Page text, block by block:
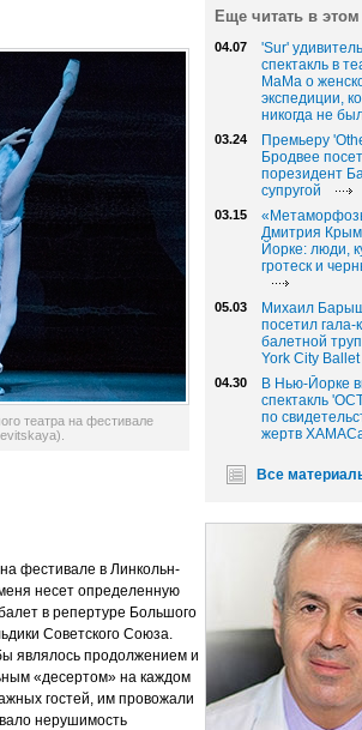
Еще читать в этом
04.07
'Sur'
спектакль в
MaMa о
экспедиции,
никогда не
03.24
Премьеру
Бродвее
порезидент
супругой
03.15
Дмитрия
Йорке: люди,
гротеск и
05.03
Михаил
посетил гала-
балетной
York City Ballet
04.30
В Нью-Йорке
спектакль
по
жертв
Все
театра на фестивале
фестивале в Линкольн-
несет определенную
в репертуре Большого
Советского Союза.
являлось продолжением и
«десертом» на каждом
гостей, им провожали
нерушимость